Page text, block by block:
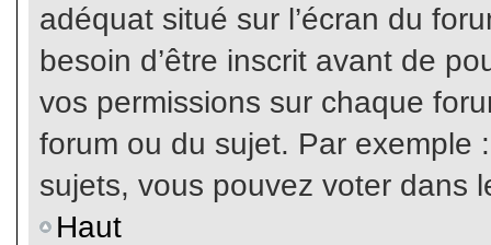
adéquat situé sur l’écran du
besoin d’être inscrit avant de
vos permissions sur chaque
forum ou du sujet. Par exemple
sujets, vous pouvez voter dans
Haut